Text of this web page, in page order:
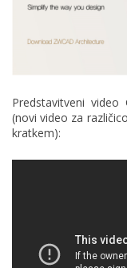
Predstavitveni
(novi video za
kratkem):